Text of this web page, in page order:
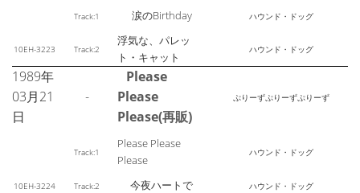
Track:1 涙のBirthday ハウンド・ドッグ
10EH-3223 Track:2
浮気な、パレッ
ト・キャット
ハウンド・ドッグ
1989年
03月21
日
-
Please
Please
Please(再販)
ぷりーずぷりーずぷりーず
Track:1
Please Please
Please
ハウンド・ドッグ
10EH-3224 Track:2 今夜ハートで ハウンド・ドッグ